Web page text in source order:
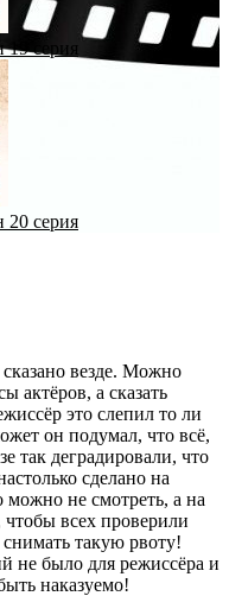
19 серия
20 серия
везде. Можно
актёров, а сказать
это слепил то ли
он подумал, что всё,
так деградировали, что
сделано на
не смотреть, а на
всех проверили
такую рвоту!
не было для режиссёра и
наказуемо!